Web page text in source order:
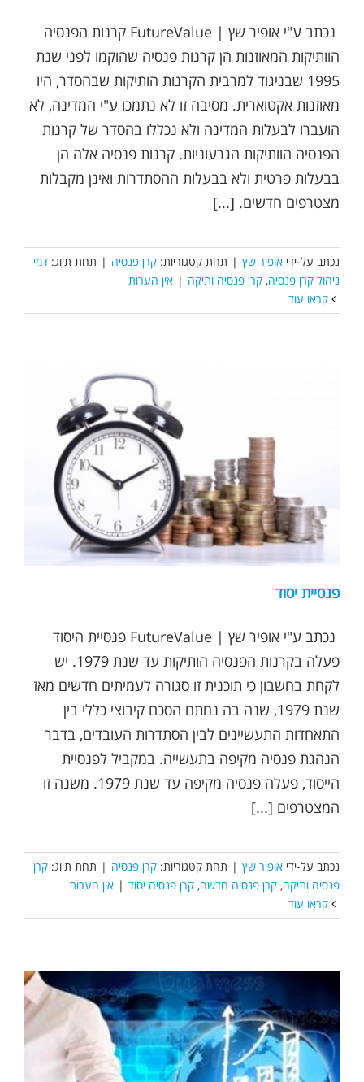
נכתב ע"י אופיר שץ | FutureValue קרנות הפנסיה
הוותיקות המאוזנות הן קרנות פנסיה שהוקמו לפני שנת
1995 שבניגוד למרבית הקרנות הותיקות שבהסדר, היו
מאוזנות אקטוארית. מסיבה זו לא נתמכו ע"י המדינה, לא
הועברו לבעלות המדינה ולא נכללו בהסדר של קרנות
הפנסיה הוותיקות הגרעוניות. קרנות פנסיה אלה הן
בבעלות פרטית ולא בבעלות ההסתדרות ואינן מקבלות
מצטרפים חדשים. [...]
נכתב על-ידי אופיר שץ | תחת קטגוריות: קרן פנסיה | תחת תיוג: דמי
ניהול קרן פנסיה, קרן פנסיה ותיקה | אין הערות
קראו עוד
פנסיית יסוד
נכתב ע"י אופיר שץ | FutureValue פנסיית היסוד
פעלה בקרנות הפנסיה הותיקות עד שנת 1979. יש
לקחת בחשבון כי תוכנית זו סגורה לעמיתים חדשים מאז
שנת 1979, שנה בה נחתם הסכם קיבוצי כללי בין
התאחדות התעשיינים לבין הסתדרות העובדים, בדבר
הנהגת פנסיה מקיפה בתעשייה. במקביל לפנסיית
הייסוד, פעלה פנסיה מקיפה עד שנת 1979. משנה זו
המצטרפים [...]
נכתב על-ידי אופיר שץ | תחת קטגוריות: קרן פנסיה | תחת תיוג: קרן
פנסיה ותיקה, קרן פנסיה חדשה, קרן פנסיה יסוד | אין הערות
קראו עוד